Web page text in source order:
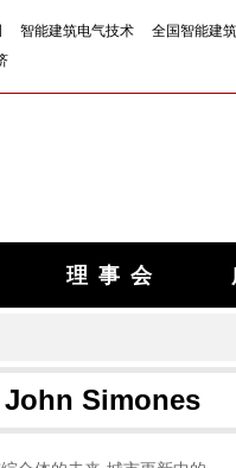
智能建筑电气技术
全国智能建
理 事 会
Simones